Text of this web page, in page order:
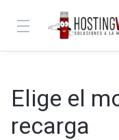
Elige el
recarga